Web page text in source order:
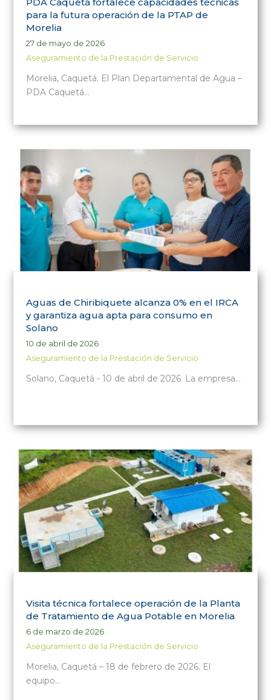
para la futura operación de la PTAP de
Morelia
27 de mayo de 2026
Aseguramiento de la Prestación de Servicio
Morelia, Caquetá. El Plan Departamental de Agua –
PDA Caquetá…
Aguas de Chiribiquete alcanza 0% en el IRCA
y garantiza agua apta para consumo en
Solano
10 de abril de 2026
Aseguramiento de la Prestación de Servicio
Solano, Caquetá - 10 de abril de 2026. La empresa…
Visita técnica fortalece operación de la Planta
de Tratamiento de Agua Potable en Morelia
6 de marzo de 2026
Aseguramiento de la Prestación de Servicio
Morelia, Caquetá – 18 de febrero de 2026. El
equipo…